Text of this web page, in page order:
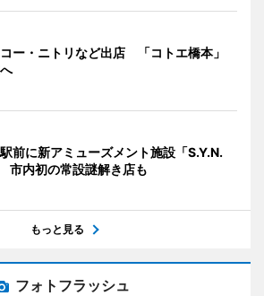
ー・ニトリなど出店 「コトエ橋本」
前に新アミューズメント施設「S.Y.N.
内初の常設謎解き店も
もっと見る
フォトフラッシュ